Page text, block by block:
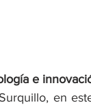
e
en